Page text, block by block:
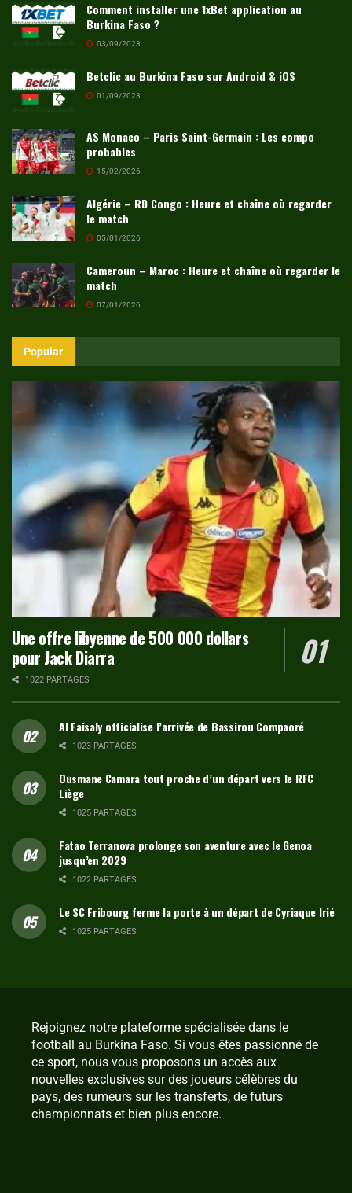
Comment installer une 1xBet application au
Burkina Faso ?
03/09/2023
Betclic au Burkina Faso sur Android & iOS
01/09/2023
AS Monaco – Paris Saint-Germain : Les compo
probables
15/02/2026
Algérie – RD Congo : Heure et chaîne où regarder
le match
05/01/2026
Cameroun – Maroc : Heure et chaîne où regarder le
match
07/01/2026
Popular
Une offre libyenne de 500 000 dollars
pour Jack Diarra
1022 PARTAGES
Al Faisaly officialise l’arrivée de Bassirou Compaoré
1023 PARTAGES
Ousmane Camara tout proche d’un départ vers le RFC
Liège
1025 PARTAGES
Fatao Terranova prolonge son aventure avec le Genoa
jusqu’en 2029
1022 PARTAGES
Le SC Fribourg ferme la porte à un départ de Cyriaque Irié
1025 PARTAGES
Rejoignez notre plateforme spécialisée dans le
football au Burkina Faso. Si vous êtes passionné de
ce sport, nous vous proposons un accès aux
nouvelles exclusives sur des joueurs célèbres du
pays, des rumeurs sur les transferts, de futurs
championnats et bien plus encore.